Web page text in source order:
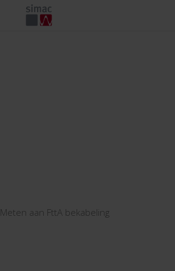
Meten aan FttA bekabeling